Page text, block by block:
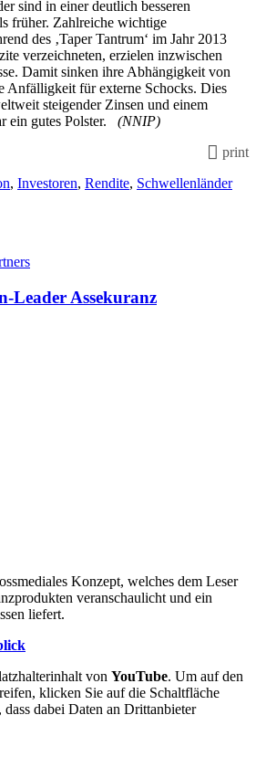
sind in einer deutlich besseren
früher. Zahlreiche wichtige
des ‚Taper Tantrum‘ im Jahr 2013
verzeichneten, erzielen inzwischen
Damit sinken ihre Abhängigkeit von
Anfälligkeit für externe Schocks. Dies
steigender Zinsen und einem
ein gutes Polster. (NNIP)
print
, Investoren, Rendite, Schwellenländer
Leader Assekuranz
Konzept, welches dem Leser
veranschaulicht und ein
liefert.
von YouTube. Um auf den
klicken Sie auf die Schaltfläche
dabei Daten an Drittanbieter